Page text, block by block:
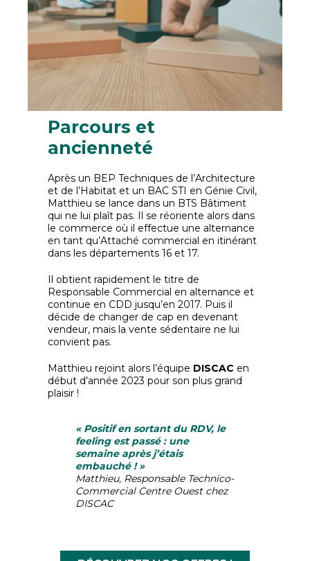
Parcours et
ancienneté
Après un BEP Techniques de l’Architecture
et de l’Habitat et un BAC STI en Génie Civil,
Matthieu se lance dans un BTS Bâtiment
qui ne lui plaît pas. Il se réoriente alors dans
le commerce où il effectue une alternance
en tant qu’Attaché commercial en itinérant
dans les départements 16 et 17.
Il obtient rapidement le titre de
Responsable Commercial en alternance et
continue en CDD jusqu’en 2017. Puis il
décide de changer de cap en devenant
vendeur, mais la vente sédentaire ne lui
convient pas.
Matthieu rejoint alors l’équipe DISCAC en
début d’année 2023 pour son plus grand
plaisir !
« Positif en sortant du RDV, le
feeling est passé : une
semaine après j’étais
embauché ! »
Matthieu, Responsable Technico-
Commercial Centre Ouest chez
DISCAC